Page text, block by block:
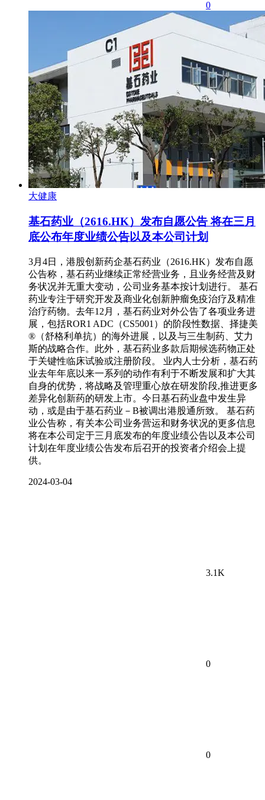
0
大健康
基石药业（2616.HK）发布自愿公告 将在三月
底公布年度业绩公告以及本公司计划
3月4日，港股创新药企基石药业（2616.HK）发布自愿
公告称，基石药业继续正常经营业务，且业务经营及财
务状况并无重大变动，公司业务基本按计划进行。 基石
药业专注于研究开发及商业化创新肿瘤免疫治疗及精准
治疗药物。去年12月，基石药业对外公告了各项业务进
展，包括ROR1 ADC（CS5001）的阶段性数据、择捷美
®（舒格利单抗）的海外进展，以及与三生制药、艾力
斯的战略合作。此外，基石药业多款后期候选药物正处
于关键性临床试验或注册阶段。 业内人士分析，基石药
业去年年底以来一系列的动作有利于不断发展和扩大其
自身的优势，将战略及管理重心放在研发阶段,推进更多
差异化创新药的研发上市。今日基石药业盘中发生异
动，或是由于基石药业－B被调出港股通所致。 基石药
业公告称，有关本公司业务营运和财务状况的更多信息
将在本公司定于三月底发布的年度业绩公告以及本公司
计划在年度业绩公告发布后召开的投资者介绍会上提
供。
2024-03-04
3.1K
0
0